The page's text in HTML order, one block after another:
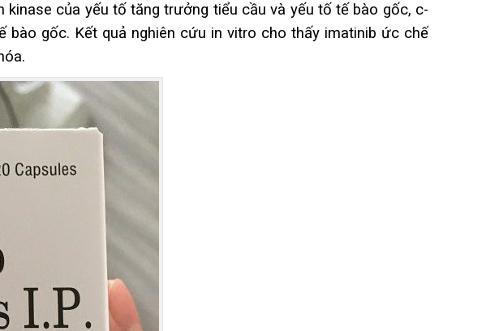
của yếu tố tăng trưởng tiểu cầu và yếu tố tế bào gốc, c-
gốc. Kết quả nghiên cứu in vitro cho thấy imatinib ức chế